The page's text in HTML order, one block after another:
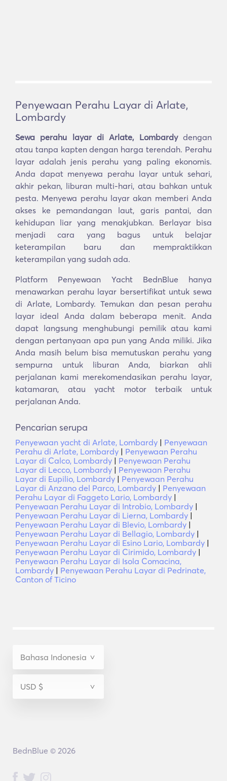
Penyewaan Perahu Layar di Arlate,
Lombardy
Sewa perahu layar di Arlate, Lombardydengan
atau tanpa kapten dengan harga terendah. Perahu
layar adalah jenis perahu yang paling ekonomis.
Anda dapat menyewa perahu layar untuk sehari,
akhir pekan, liburan multi-hari, atau bahkan untuk
pesta. Menyewa perahu layar akan memberi Anda
akses ke pemandangan laut, garis pantai, dan
kehidupan liar yang menakjubkan. Berlayar bisa
menjadi cara yang bagus untuk belajar
keterampilan baru dan mempraktikkan
keterampilan yang sudah ada.
Platform Penyewaan Yacht BednBlue hanya
menawarkan perahu layar bersertifikat untuk sewa
di Arlate, Lombardy. Temukan dan pesan perahu
layar ideal Anda dalam beberapa menit. Anda
dapat langsung menghubungi pemilik atau kami
dengan pertanyaan apa pun yang Anda miliki. Jika
Anda masih belum bisa memutuskan perahu yang
sempurna untuk liburan Anda, biarkan ahli
perjalanan kami merekomendasikan perahu layar,
katamaran, atau yacht motor terbaik untuk
perjalanan Anda.
Pencarian serupa
Penyewaan yacht di Arlate, Lombardy | Penyewaan
Perahu di Arlate, Lombardy | Penyewaan Perahu
Layar di Calco, Lombardy | Penyewaan Perahu
Layar di Lecco, Lombardy | Penyewaan Perahu
Layar di Eupilio, Lombardy | Penyewaan Perahu
Layar di Anzano del Parco, Lombardy | Penyewaan
Perahu Layar di Faggeto Lario, Lombardy |
Penyewaan Perahu Layar di Introbio, Lombardy |
Penyewaan Perahu Layar di Lierna, Lombardy |
Penyewaan Perahu Layar di Blevio, Lombardy |
Penyewaan Perahu Layar di Bellagio, Lombardy |
Penyewaan Perahu Layar di Esino Lario, Lombardy |
Penyewaan Perahu Layar di Cirimido, Lombardy |
Penyewaan Perahu Layar di Isola Comacina,
Lombardy | Penyewaan Perahu Layar di Pedrinate,
Canton of Ticino
BednBlue © 2026